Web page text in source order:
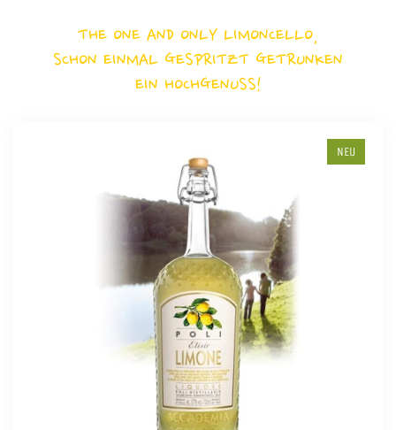
THE ONE AND ONLY LIMONCELLO,
SCHON EINMAL GESPRITZT GETRUNKEN
EIN HOCHGENUSS!
NEU